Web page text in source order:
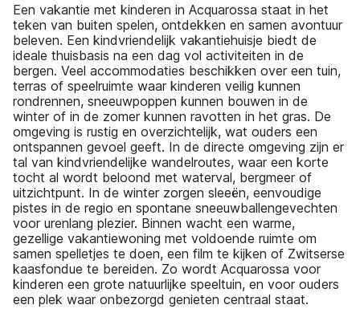
Een vakantie met kinderen in Acquarossa staat in het
teken van buiten spelen, ontdekken en samen avontuur
beleven. Een kindvriendelijk vakantiehuisje biedt de
ideale thuisbasis na een dag vol activiteiten in de
bergen. Veel accommodaties beschikken over een tuin,
terras of speelruimte waar kinderen veilig kunnen
rondrennen, sneeuwpoppen kunnen bouwen in de
winter of in de zomer kunnen ravotten in het gras. De
omgeving is rustig en overzichtelijk, wat ouders een
ontspannen gevoel geeft. In de directe omgeving zijn er
tal van kindvriendelijke wandelroutes, waar een korte
tocht al wordt beloond met waterval, bergmeer of
uitzichtpunt. In de winter zorgen sleeën, eenvoudige
pistes in de regio en spontane sneeuwballengevechten
voor urenlang plezier. Binnen wacht een warme,
gezellige vakantiewoning met voldoende ruimte om
samen spelletjes te doen, een film te kijken of Zwitserse
kaasfondue te bereiden. Zo wordt Acquarossa voor
kinderen een grote natuurlijke speeltuin, en voor ouders
een plek waar onbezorgd genieten centraal staat.